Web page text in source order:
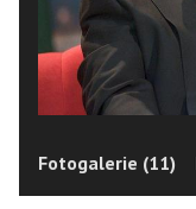
Fotogalerie (11)